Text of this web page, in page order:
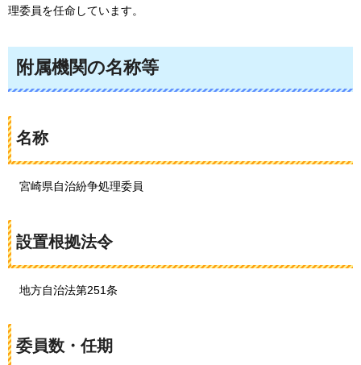
理委員を任命しています。
附属機関の名称等
名称
宮崎県自治紛争処理委員
設置根拠法令
地方自治法第251条
委員数・任期